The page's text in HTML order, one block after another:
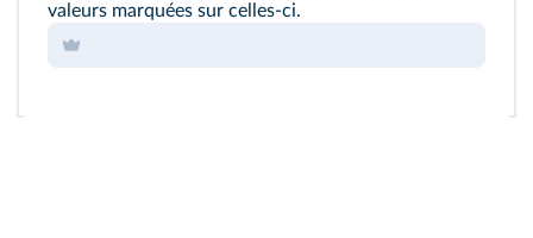
valeurs marquées sur celles-ci.